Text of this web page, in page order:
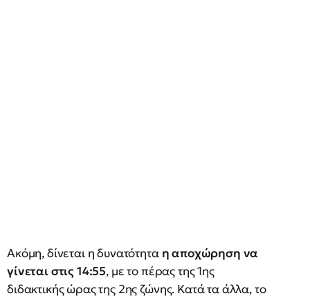
Ακόμη, δίνεται η δυνατότητα η αποχώρηση να
γίνεται στις 14:55, με το πέρας της 1ης
διδακτικής ώρας της 2ης ζώνης. Κατά τα άλλα, το